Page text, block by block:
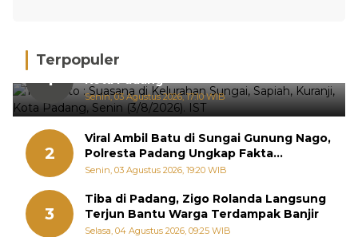
Terpopuler
1
Hujan Deras, 15 Titik Banjir Terdeteksi di
Kota Padang
Senin, 03 Agustus 2026, 17:10 WIB
2
Viral Ambil Batu di Sungai Gunung Nago,
Polresta Padang Ungkap Fakta
Sebenarnya
Senin, 03 Agustus 2026, 19:20 WIB
3
Tiba di Padang, Zigo Rolanda Langsung
Terjun Bantu Warga Terdampak Banjir
Selasa, 04 Agustus 2026, 09:25 WIB